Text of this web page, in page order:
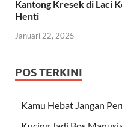
Kantong Kresek di Laci
Henti
Januari 22, 2025
POS TERKINI
Kamu Hebat Jangan